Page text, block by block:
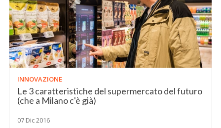
INNOVAZIONE
Le 3 caratteristiche del supermercato del futuro
(che a Milano c'è già)
07 Dic 2016